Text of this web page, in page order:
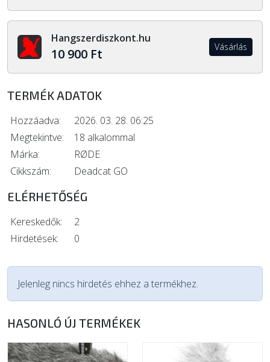
Hangszerdiszkont.hu
10 900 Ft Vásárlás
TERMÉK ADATOK
Hozzáadva:
2026. 03. 28. 06:25
Megtekintve:
18 alkalommal
Márka:
RØDE
Cikkszám:
Deadcat GO
ELÉRHETŐSÉG
Kereskedők:
2
Hirdetések:
0
Jelenleg nincs hirdetés ehhez a termékhez.
HASONLÓ ÚJ TERMÉKEK